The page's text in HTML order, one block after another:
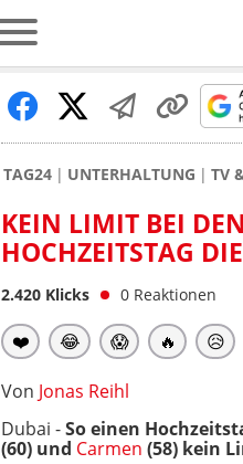
TAG24 UNTERHALTUNG TV
KEIN LIMIT BEI
HOCHZEITSTAG
2.420 Klicks 0 Reaktionen
❤️ 😂 😱 🔥 😥
Von Jonas Reihl
Dubai -So einen
(60) und Carmen (58) kein